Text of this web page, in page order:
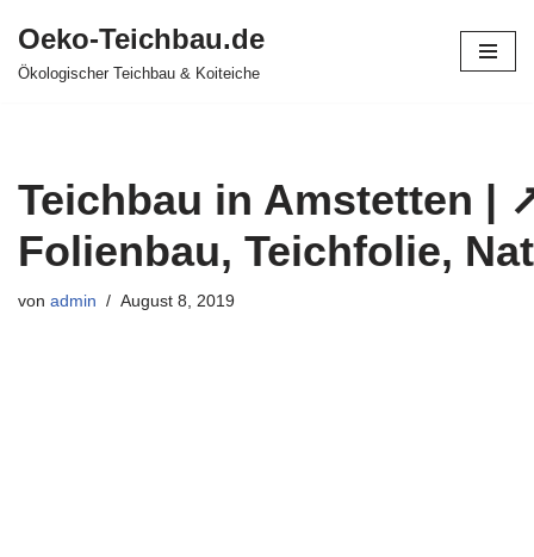
Zum
Oeko-Teichbau.de
Ökologischer Teichbau & Koiteiche
Teichbau in Amstetten |
Folienbau, Teichfolie,
von admin August 8, 2019